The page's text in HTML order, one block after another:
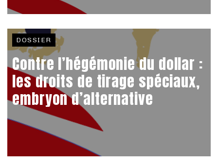
DOSSIER
Contre l’hégémonie du dollar :
les droits de tirage spéciaux,
embryon d’alternative